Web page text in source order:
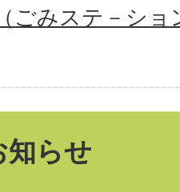
ごみステ－シ
知らせ